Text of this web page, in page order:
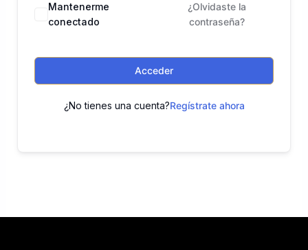
Mantenerme
conectado
¿Olvidaste la
contraseña?
Acceder
¿No tienes una cuenta?Regístrate ahora